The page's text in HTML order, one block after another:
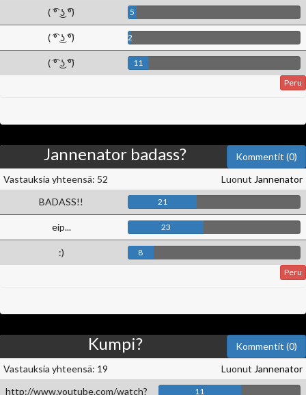
( ͡° ͜ʖ ͡°) 5
( ͡° ͜ʖ ͡°) 2
( ͡° ͜ʖ ͡°)
11
Peru
Kommentit (0)
Jannenator badass?
Luonut Jannenator
Vastauksia yhteensä: 52
BADASS!!
21
eip... 23
:)
8
Peru
Kommentit (0)
Kumpi?
Luonut Jannenator
Vastauksia yhteensä: 19
http://www.youtube.com/watch?
11